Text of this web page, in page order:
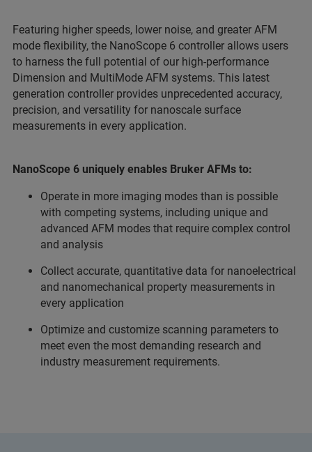
Featuring higher speeds, lower noise, and greater AFM
mode flexibility, the NanoScope 6 controller allows users
to harness the full potential of our high-performance
Dimension and MultiMode AFM systems. This latest
generation controller provides unprecedented accuracy,
precision, and versatility for nanoscale surface
measurements in every application.
NanoScope 6 uniquely enables Bruker AFMs to:
Operate in more imaging modes than is possible
with competing systems, including unique and
advanced AFM modes that require complex control
and analysis
Collect accurate, quantitative data for nanoelectrical
and nanomechanical property measurements in
every application
Optimize and customize scanning parameters to
meet even the most demanding research and
industry measurement requirements.